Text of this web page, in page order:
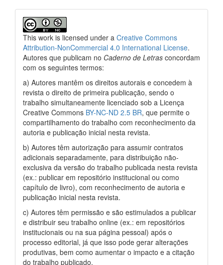
This work is licensed under a Creative Commons
Attribution-NonCommercial 4.0 International License.
Autores que publicam no Caderno de Letras concordam
com os seguintes termos:
a) Autores mantêm os direitos autorais e concedem à
revista o direito de primeira publicação, sendo o
trabalho simultaneamente licenciado sob a Licença
Creative Commons BY-NC-ND 2.5 BR, que permite o
compartilhamento do trabalho com reconhecimento da
autoria e publicação inicial nesta revista.
b) Autores têm autorização para assumir contratos
adicionais separadamente, para distribuição não-
exclusiva da versão do trabalho publicada nesta revista
(ex.: publicar em repositório institucional ou como
capítulo de livro), com reconhecimento de autoria e
publicação inicial nesta revista.
c) Autores têm permissão e são estimulados a publicar
e distribuir seu trabalho online (ex.: em repositórios
institucionais ou na sua página pessoal) após o
processo editorial, já que isso pode gerar alterações
produtivas, bem como aumentar o impacto e a citação
do trabalho publicado.